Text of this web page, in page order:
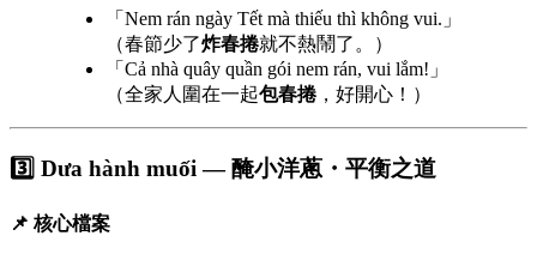
「Nem rán ngày Tết mà thiếu thì không vui.」
（春節少了炸春捲就不熱鬧了。）
「Cả nhà quây quần gói nem rán, vui lắm!」
（全家人圍在一起包春捲 ，好開心！）
3️⃣ Dưa hành muối — 醃小洋蔥・平衡之道
📌 核心檔案